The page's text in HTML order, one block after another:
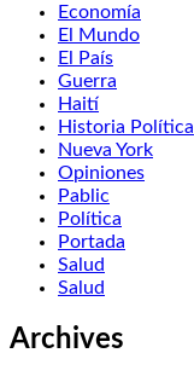
Economía
El Mundo
El País
Guerra
Haití
Historia Política
Nueva York
Opiniones
Pablic
Política
Portada
Salud
Salud
Archives